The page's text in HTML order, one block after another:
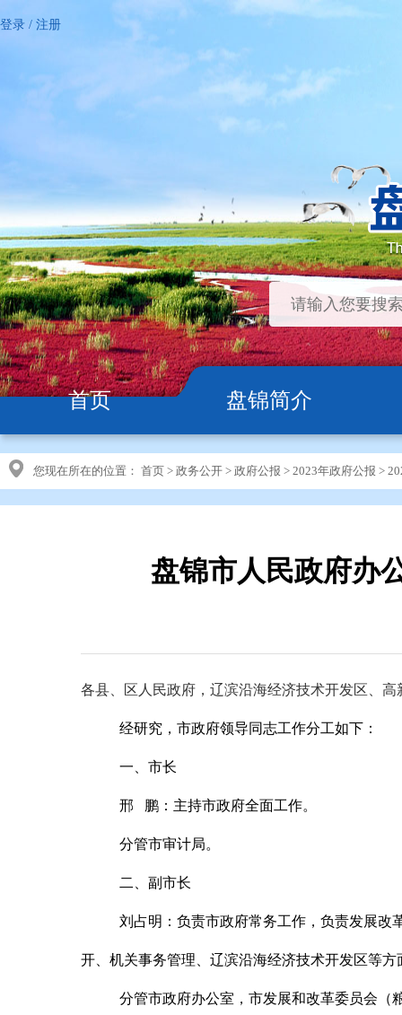
登录 / 注册
首页 盘锦简介
您现在所在的位置： 首页 > 政务公开 > 政府公报 > 2023年政府公报 >
盘锦市人民政府办
各县、区人民政府，辽滨沿海经济技术开发区、
经研究，市政府领导同志工作分工如下：
一、市长
邢 鹏： 主持市政府全面工作。
分管市审计局。
二、副市长
刘占明 ： 负责市政府常务工作，负责发展改
开、机关事务管理、辽滨沿海经济技术开发区等方
分管市政府办公室，市发展和改革委员会（